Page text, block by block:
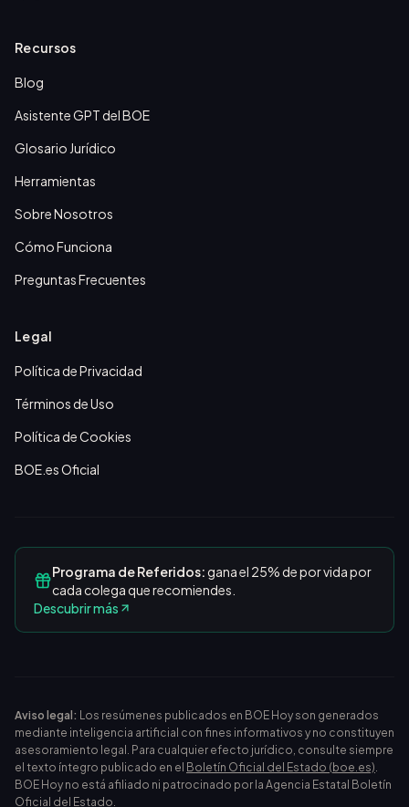
Recursos
Blog
Asistente GPT del BOE
Glosario Jurídico
Herramientas
Sobre Nosotros
Cómo Funciona
Preguntas Frecuentes
Legal
Política de Privacidad
Términos de Uso
Política de Cookies
BOE.es Oficial
Programa de Referidos:gana el 25% de por vida por
cada colega que recomiendes.
Descubrir más
Aviso legal: Los resúmenes publicados en BOE Hoy son generados
mediante inteligencia artificial con fines informativos y no constituyen
asesoramiento legal. Para cualquier efecto jurídico, consulte siempre
el texto íntegro publicado en el Boletín Oficial del Estado (boe.es).
BOE Hoy no está afiliado ni patrocinado por la Agencia Estatal Boletín
Oficial del Estado.